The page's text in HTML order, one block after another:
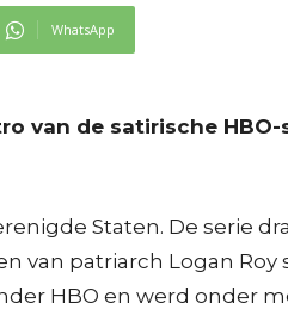
WhatsApp
van de satirische HBO-
Staten. De serie
van patriarch Logan
HBO en werd onder